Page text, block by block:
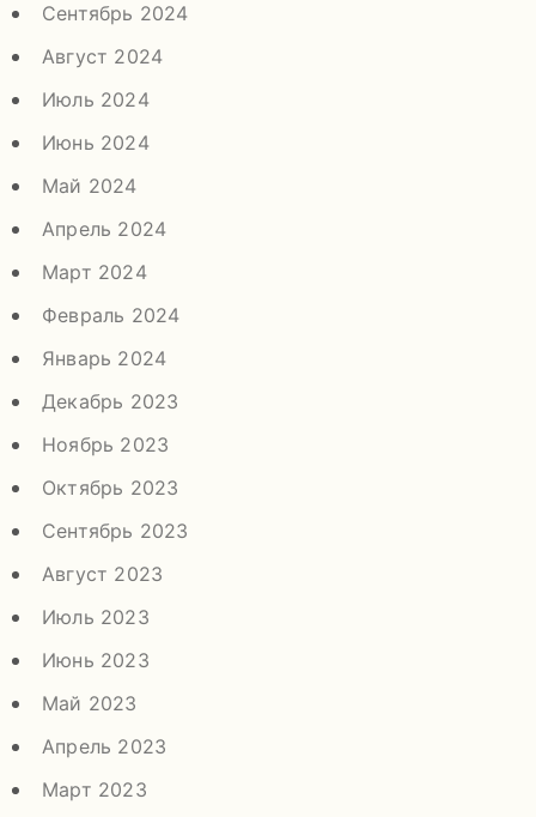
Сентябрь 2024
Август 2024
Июль 2024
Июнь 2024
Май 2024
Апрель 2024
Март 2024
Февраль 2024
Январь 2024
Декабрь 2023
Ноябрь 2023
Октябрь 2023
Сентябрь 2023
Август 2023
Июль 2023
Июнь 2023
Май 2023
Апрель 2023
Март 2023